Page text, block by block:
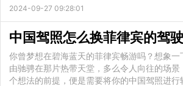
2024-09-27 09:28:01
你曾梦想在碧海蓝天的菲律宾畅游吗？想象一
由驰骋在那片热带天堂，多么令人向往的场
个想法的前提，便是需要将你的中国驾照进行